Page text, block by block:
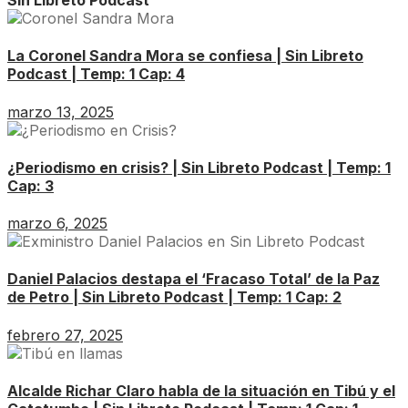
La Coronel Sandra Mora se confiesa | Sin Libreto
Podcast | Temp: 1 Cap: 4
marzo 13, 2025
¿Periodismo en crisis? | Sin Libreto Podcast | Temp: 1
Cap: 3
marzo 6, 2025
Daniel Palacios destapa el ‘Fracaso Total’ de la Paz
de Petro | Sin Libreto Podcast | Temp: 1 Cap: 2
febrero 27, 2025
Alcalde Richar Claro habla de la situación en Tibú y el